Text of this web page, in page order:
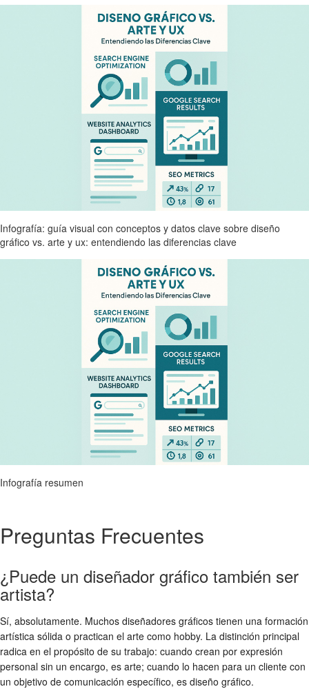
Infografía: guía visual con conceptos y datos clave sobre diseño
gráfico vs. arte y ux: entendiendo las diferencias clave
Infografía resumen
Preguntas Frecuentes
¿Puede un diseñador gráfico también ser
artista?
Sí, absolutamente. Muchos diseñadores gráficos tienen una formación
artística sólida o practican el arte como hobby. La distinción principal
radica en el propósito de su trabajo: cuando crean por expresión
personal sin un encargo, es arte; cuando lo hacen para un cliente con
un objetivo de comunicación específico, es diseño gráfico.